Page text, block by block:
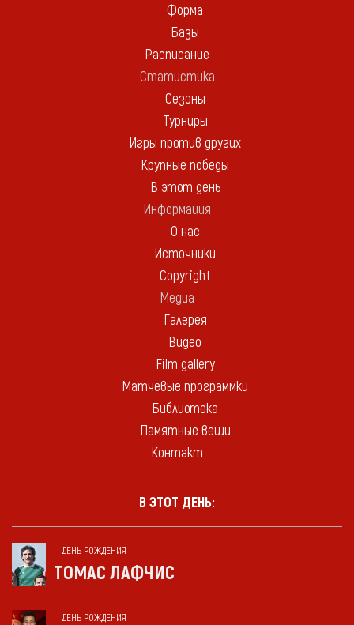
Форма
Базы
Расписание
Статистика
Сезоны
Турниры
Игры против других
Крупные победы
В этот день
Информация
О нас
Источники
Copyright
Медиа
Галерея
Видео
Film gallery
Матчевые программки
Библиотека
Памятные вещи
Контакт
В ЭТОТ ДЕНЬ:
ДЕНЬ РОЖДЕНИЯ
ТОМАС ЛАФЧИС
ДЕНЬ РОЖДЕНИЯ